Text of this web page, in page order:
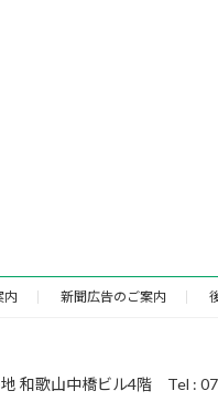
内 新聞広告のご案内
和歌山中橋ビル4階 Tel :